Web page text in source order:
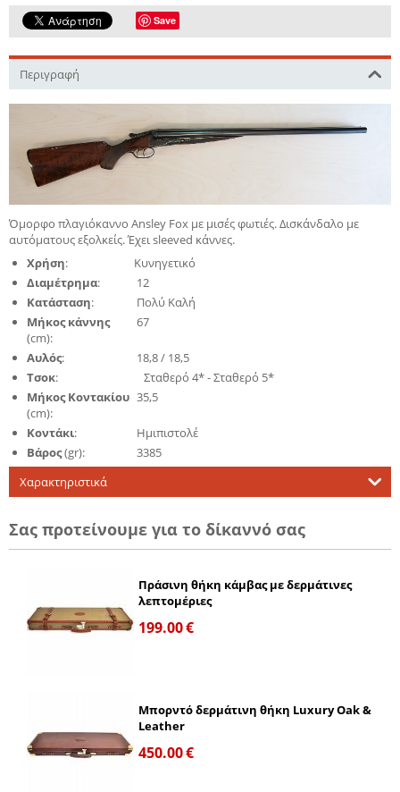
Save
Περιγραφή
Όμορφο πλαγιόκαννο Ansley Fox με μισές φωτιές. Δισκάνδαλο με
αυτόματους εξολκείς. Έχει sleeved κάννες.
Χρήση:
Κυνηγετικό
Διαμέτρημα:
12
Κατάσταση:
Πολύ Καλή
Μήκος κάννης
(cm):
67
Αυλός:
18,8 / 18,5
Τσοκ:
Σταθερό 4* - Σταθερό 5*
Μήκος Κοντακίου
(cm):
35,5
Κοντάκι:
Ημιπιστολέ
Βάρος(gr):
3385
Χαρακτηριστικά
Σας προτείνουμε για το δίκαννό σας
Πράσινη θήκη κάμβας με δερμάτινες
λεπτομέριες
199.00€
Μπορντό δερμάτινη θήκη Luxury Oak &
Leather
450.00€